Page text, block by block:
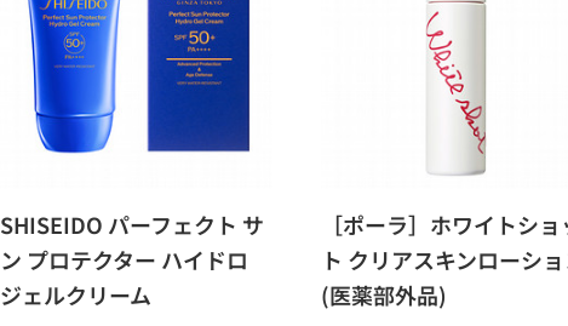
SHISEIDO パーフェクト サ
ン プロテクター ハイドロ
ジェルクリーム
［ポーラ］ホワイトショ
ト クリアスキンローシ
(医薬部外品)